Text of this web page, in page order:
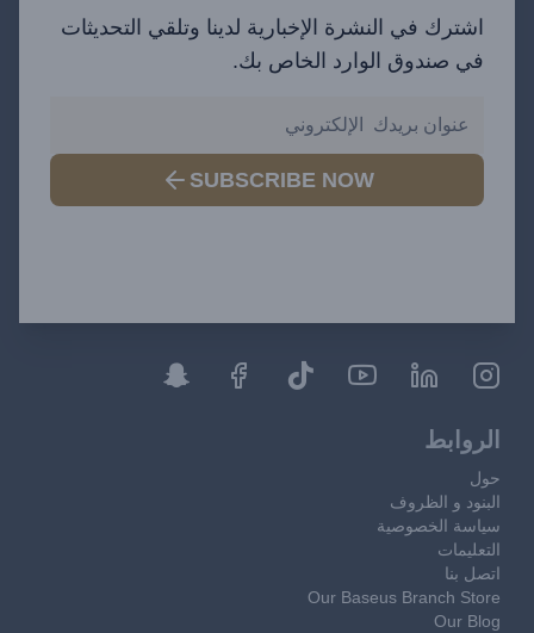
اشترك في النشرة الإخبارية لدينا وتلقي التحديثات
في صندوق الوارد الخاص بك.
SUBSCRIBE NOW
الروابط
حول
البنود و الظروف
سياسة الخصوصية
التعليمات
اتصل بنا
Our Baseus Branch Store
Our Blog